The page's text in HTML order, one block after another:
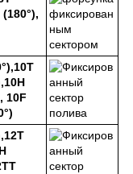
10F